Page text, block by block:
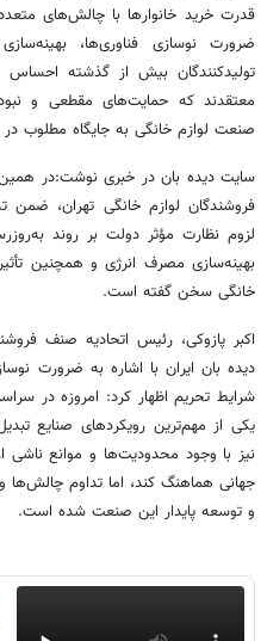
قدرت خرید خانوارها با چالش‌های
ضرورت نوسازی فناوری‌ها،
تولیدکنندگان بیش از گذشته
معتقدند که حمایت‌های مقطعی و
صنعت لوازم خانگی به جایگاه مطلوب
سایت دیده بان در خبری نوشت:در همین
فروشندگان لوازم خانگی تهران،
لزوم نظارت مؤثر دولت بر روند
بهینه‌سازی مصرف انرژی و همچنین
خانگی سخن گفته است.
اکبر پازوکی، رئیس اتحادیه صنف
دیده بان ایران با اشاره به ضرورت
شرایط تحریم اظهار کرد: امروزه در
یکی از مهم‌ترین رویکردهای صنایع
نیز با وجود محدودیت‌ها و موانع ناشی
جهانی هماهنگ کند، اما تداوم
و توسعه پایدار این صنعت شده است.